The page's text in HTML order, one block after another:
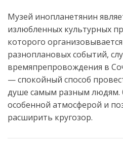
Музей инопланетянин
излюбленных культурных
которого
разноплановых событий,
времяпрепровождения в
— спокойный способ
душе самым разным людям.
особенной атмосферой и
расширить кругозор.